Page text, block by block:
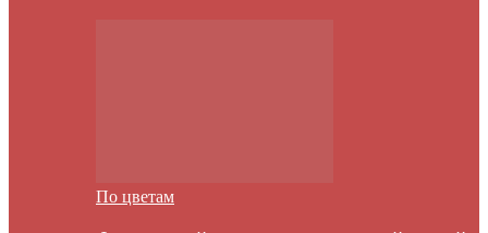
По цветам